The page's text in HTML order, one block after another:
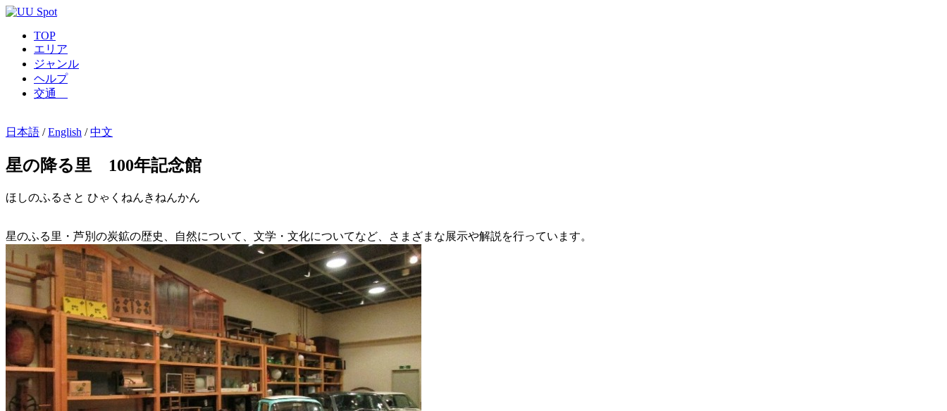
TOP
エリア
ジャンル
ヘルプ
交通
日本語 /English /中文
星の降る里 100年記念館
ほしのふるさと ひゃくねんきねんかん
星のふる里・芦別の炭鉱の歴史、自然について、文学・文化についてなど、さまざまな展示や解説を行っています。